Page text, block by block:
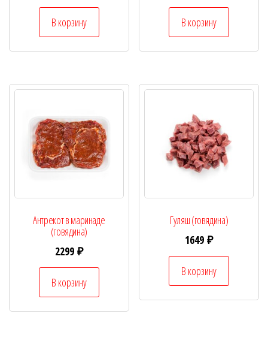
В корзину В корзину
Антрекот в маринаде
(говядина)
2299 ₽
В корзину
Гуляш (говядина)
1649₽
В корзину